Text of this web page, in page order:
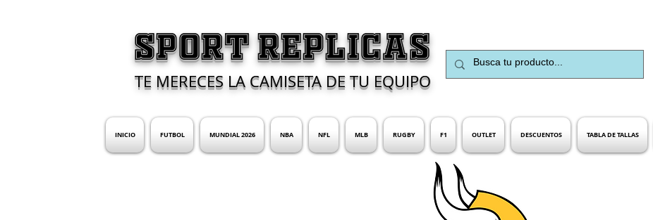
SPORT REPLICAS
TE MERECES LA CAMISETA DE TU EQUIPO
INICIO FUTBOL MUNDIAL 2026 NBA NFL MLB RUGBY F1 OUTLET DESCUENTOS TABLA DE TALLAS